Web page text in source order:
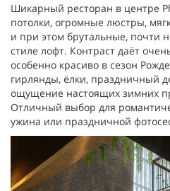
Шикарный ресторан в центре
потолки, огромные люстры,
и при этом брутальные, почти
стиле лофт. Контраст даёт
особенно красиво в сезон
гирлянды, ёлки, праздничный
ощущение настоящих зимних
Отличный выбор для
ужина или праздничной